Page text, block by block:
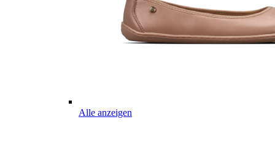
Alle anzeigen